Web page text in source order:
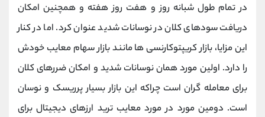
در تمام طول شبانه روز و هفت روز هفته و همچنین امکان
دریافت سودهای کلان در نوسانات شدید عنوان کرد. اما در کنار
این مزایا، بازار کریپتوکارنسی ها مانند بازار سهام معایب خودش
را دارد. اولین مورد همان نوسانات شدید و امکان ضررهای کلان
برای معامله گران است چراکه این بازار بسیار پرریسک و نوسان
است. دومین مورد در مورد معایب ترید ارزهای دیجیتال برای